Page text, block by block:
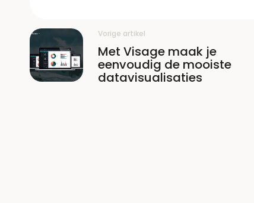
Vorige artikel
Met Visage maak je
eenvoudig de mooiste
datavisualisaties